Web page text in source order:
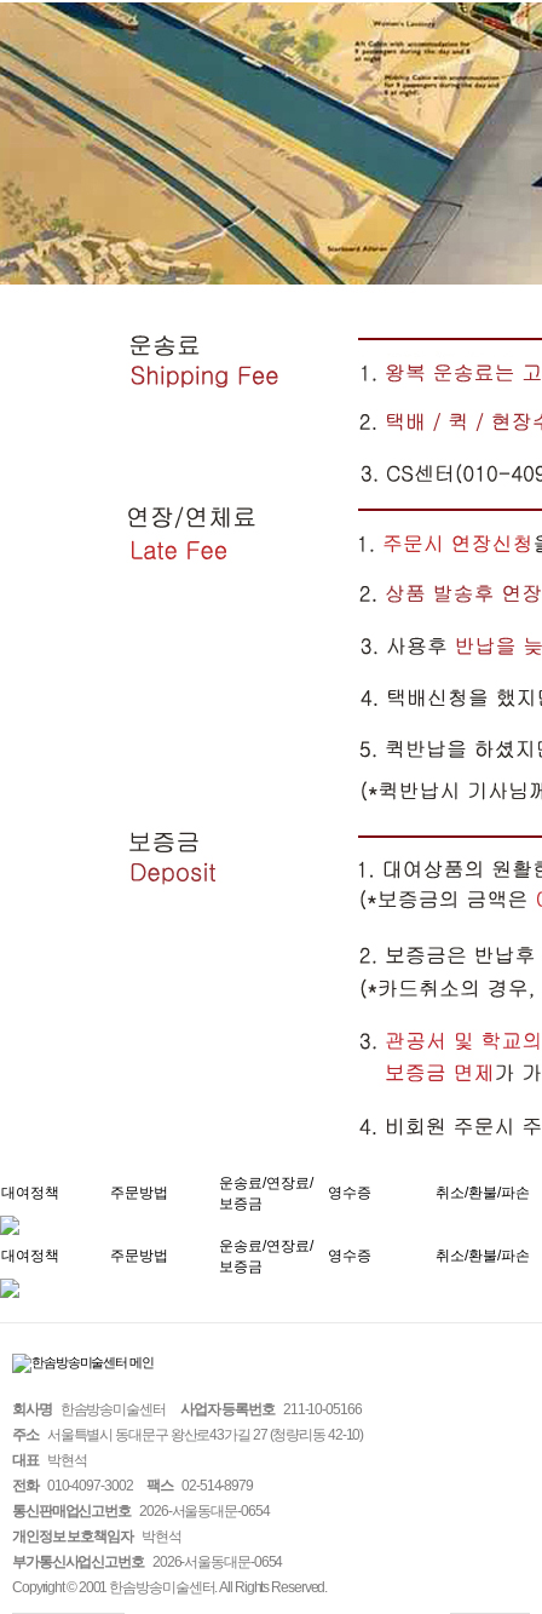
대여정책 주문방법
운송료/연장료/
보증금
영수증 취소/환불/파손
대여정책 주문방법
운송료/연장료/
보증금
영수증 취소/환불/파손
회사명 한솜방송미술센터 사업자 등록번호 211-10-05166
주소 서울특별시 동대문구 왕산로43가길 27 (청량리동 42-10)
대표 박현석
전화 010-4097-3002 팩스 02-514-8979
통신판매업신고번호 2026-서울동대문-0654
개인정보 보호책임자 박현석
부가통신사업신고번호 2026-서울동대문-0654
Copyright © 2001 한솜방송미술센터. All Rights Reserved.